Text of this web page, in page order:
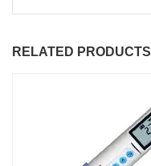
RELATED PRODUCTS